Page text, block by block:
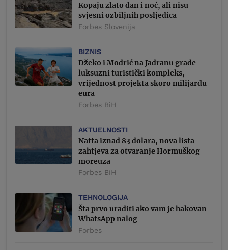
Kopaju zlato dan i noć, ali nisu
svjesni ozbiljnih posljedica
Forbes Slovenija
BIZNIS
Džeko i Modrić na Jadranu grade
luksuzni turistički kompleks,
vrijednost projekta skoro milijardu
eura
Forbes BiH
AKTUELNOSTI
Nafta iznad 83 dolara, nova lista
zahtjeva za otvaranje Hormuškog
moreuza
Forbes BiH
TEHNOLOGIJA
Šta prvo uraditi ako vam je hakovan
WhatsApp nalog
Forbes